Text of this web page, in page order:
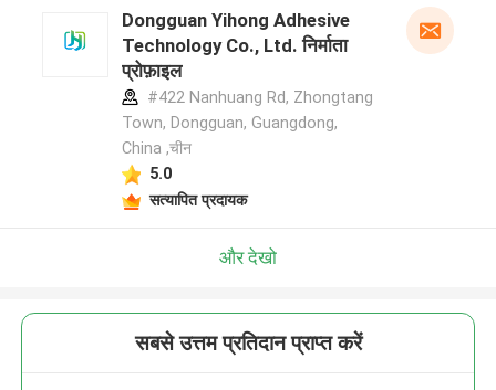
Dongguan Yihong Adhesive
Technology Co., Ltd. निर्माता
प्रोफ़ाइल
#422 Nanhuang Rd, Zhongtang
Town, Dongguan, Guangdong,
China ,चीन
5.0
सत्यापित प्रदायक
और देखो
सबसे उत्तम प्रतिदान प्राप्त करें